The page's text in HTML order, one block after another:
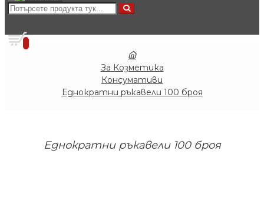
0
За Козметика
Консумативи
Еднократни ръкавели 100 броя
Еднократни ръкавели 100 броя